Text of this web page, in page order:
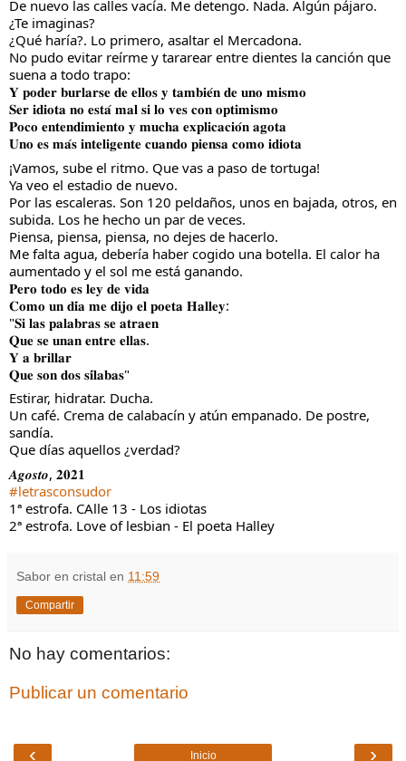
De nuevo las calles vacía. Me detengo. Nada. Algún pájaro.
¿Te imaginas?
¿Qué haría?. Lo primero, asaltar el Mercadona.
No pudo evitar reírme y tararear entre dientes la canción que
suena a todo trapo:
𝐘 𝐩𝐨𝐝𝐞𝐫 𝐛𝐮𝐫𝐥𝐚𝐫𝐬𝐞 𝐝𝐞 𝐞𝐥𝐥𝐨𝐬 𝐲 𝐭𝐚𝐦𝐛𝐢𝐞́𝐧 𝐝𝐞 𝐮𝐧𝐨 𝐦𝐢𝐬𝐦𝐨
𝐒𝐞𝐫 𝐢𝐝𝐢𝐨𝐭𝐚 𝐧𝐨 𝐞𝐬𝐭𝐚́ 𝐦𝐚𝐥 𝐬𝐢 𝐥𝐨 𝐯𝐞𝐬 𝐜𝐨𝐧 𝐨𝐩𝐭𝐢𝐦𝐢𝐬𝐦𝐨
𝐏𝐨𝐜𝐨 𝐞𝐧𝐭𝐞𝐧𝐝𝐢𝐦𝐢𝐞𝐧𝐭𝐨 𝐲 𝐦𝐮𝐜𝐡𝐚 𝐞𝐱𝐩𝐥𝐢𝐜𝐚𝐜𝐢𝐨́𝐧 𝐚𝐠𝐨𝐭𝐚
𝐔𝐧𝐨 𝐞𝐬 𝐦𝐚́𝐬 𝐢𝐧𝐭𝐞𝐥𝐢𝐠𝐞𝐧𝐭𝐞 𝐜𝐮𝐚𝐧𝐝𝐨 𝐩𝐢𝐞𝐧𝐬𝐚 𝐜𝐨𝐦𝐨 𝐢𝐝𝐢𝐨𝐭𝐚
¡Vamos, sube el ritmo. Que vas a paso de tortuga!
Ya veo el estadio de nuevo.
Por las escaleras. Son 120 peldaños, unos en bajada, otros, en
subida. Los he hecho un par de veces.
Piensa, piensa, piensa, no dejes de hacerlo.
Me falta agua, debería haber cogido una botella. El calor ha
aumentado y el sol me está ganando.
𝐏𝐞𝐫𝐨 𝐭𝐨𝐝𝐨 𝐞𝐬 𝐥𝐞𝐲 𝐝𝐞 𝐯𝐢𝐝𝐚
𝐂𝐨𝐦𝐨 𝐮𝐧 𝐝𝐢́𝐚 𝐦𝐞 𝐝𝐢𝐣𝐨 𝐞𝐥 𝐩𝐨𝐞𝐭𝐚 𝐇𝐚𝐥𝐥𝐞𝐲:
"𝐒𝐢 𝐥𝐚𝐬 𝐩𝐚𝐥𝐚𝐛𝐫𝐚𝐬 𝐬𝐞 𝐚𝐭𝐫𝐚𝐞𝐧
𝐐𝐮𝐞 𝐬𝐞 𝐮𝐧𝐚𝐧 𝐞𝐧𝐭𝐫𝐞 𝐞𝐥𝐥𝐚𝐬.
𝐘 𝐚 𝐛𝐫𝐢𝐥𝐥𝐚𝐫
𝐐𝐮𝐞 𝐬𝐨𝐧 𝐝𝐨𝐬 𝐬𝐢́𝐥𝐚𝐛𝐚𝐬"
Estirar, hidratar. Ducha.
Un café. Crema de calabacín y atún empanado. De postre,
sandía.
Que días aquellos ¿verdad?
𝑨𝒈𝒐𝒔𝒕𝒐, 𝟐𝟎𝟐𝟏
#letrasconsudor
1ª estrofa. CAlle 13 - Los idiotas
2ª estrofa. Love of lesbian - El poeta Halley
Sabor en cristal en 11:59
Compartir
No hay comentarios:
Publicar un comentario
‹ ›
Inicio